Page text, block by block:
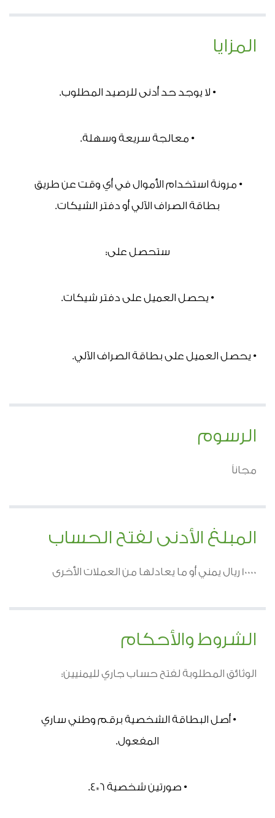
المزايا
• لا يوجد حد أدنى للرصيد المطلوب.
• معالجة سريعة وسهلة.
بطاقة الصراف الآلي أو دفتر الشيكات.
ستحصل على:
• يحصل العميل على دفتر شيكات.
• يحصل العميل على بطاقة الصراف الآلي.
الرسوم
مجاناً
المبلغ الأدنى لفتح الحساب
10000 ريال يمني أو ما يعادلها من العملات الأخرى
الشروط والأحكام
الوثائق المطلوبة لفتح حساب جاري لليمنيين:
المفعول.
• صورتين شخصية 6*4.